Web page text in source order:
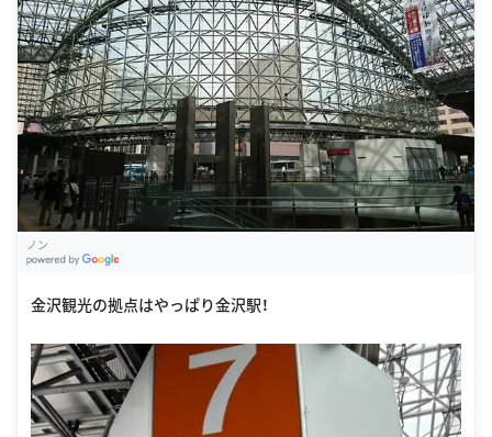
ノン
金沢観光の拠点はやっぱり金沢駅！